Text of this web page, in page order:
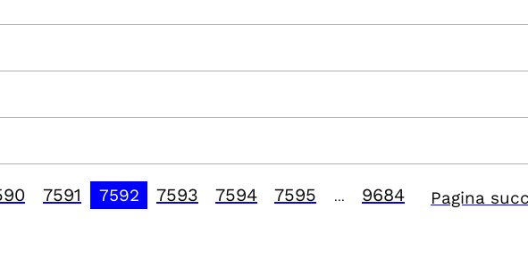
7591 7592 7593 7594 7595 9684 Pagina